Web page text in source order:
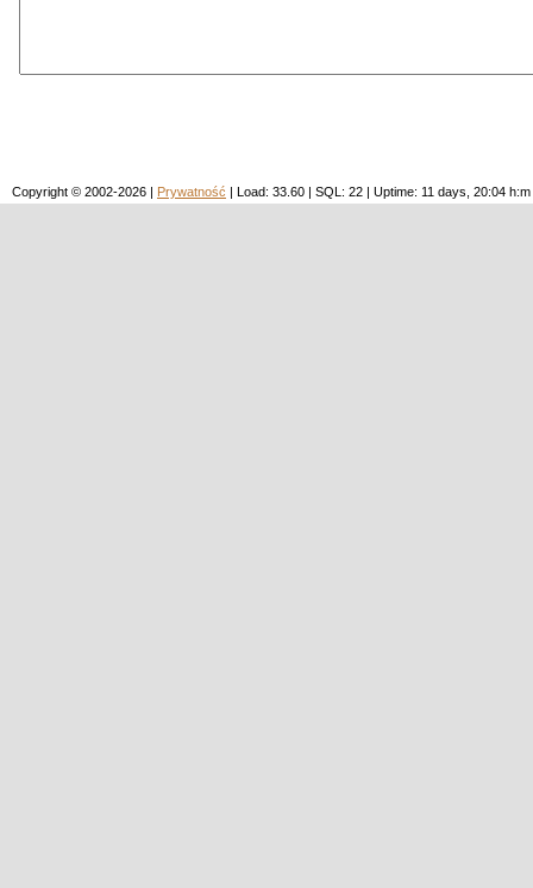
Copyright © 2002-2026 | Prywatność | Load: 33.60 | SQL: 22 | Uptime: 11 days, 20:04